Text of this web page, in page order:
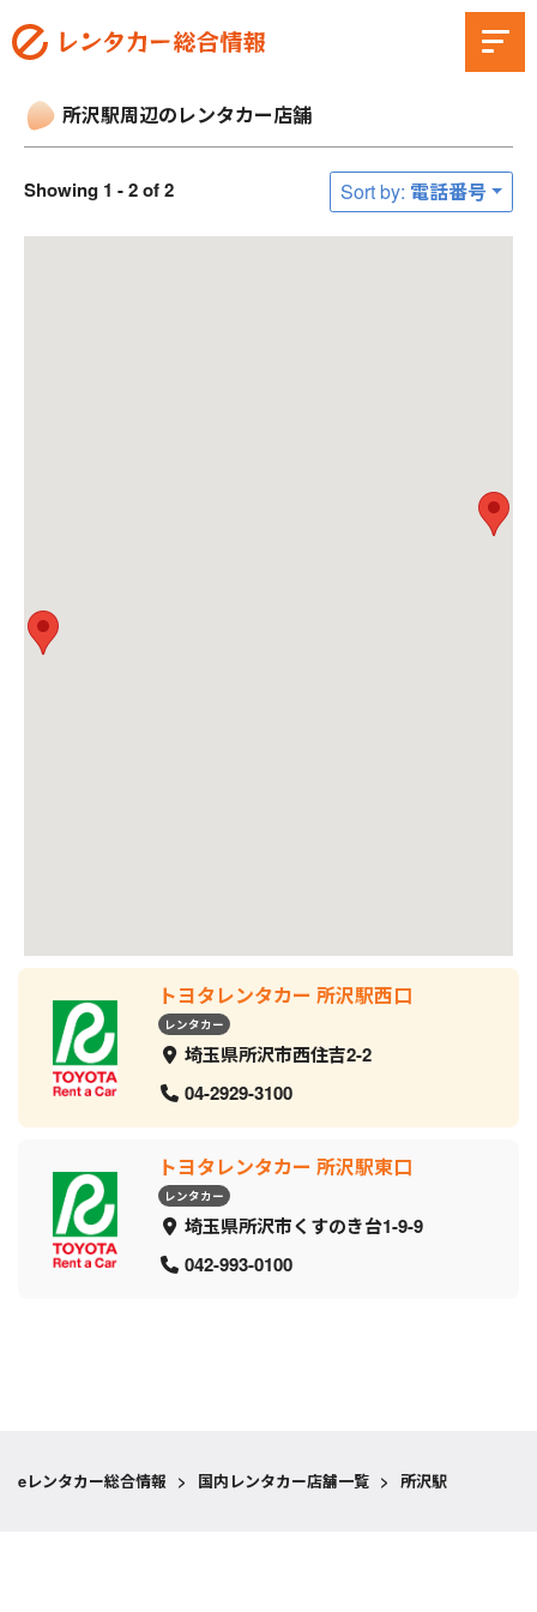
所沢駅周辺のレンタカー店舗
Showing 1 - 2 of 2 Sort by: 電話番号
トヨタレンタカー 所沢駅西口
レンタカー
埼玉県所沢市西住吉2-2
04-2929-3100
トヨタレンタカー 所沢駅東口
レンタカー
埼玉県所沢市くすのき台1-9-9
042-993-0100
eレンタカー総合情報 > 国内レンタカー店舗一覧 > 所沢駅